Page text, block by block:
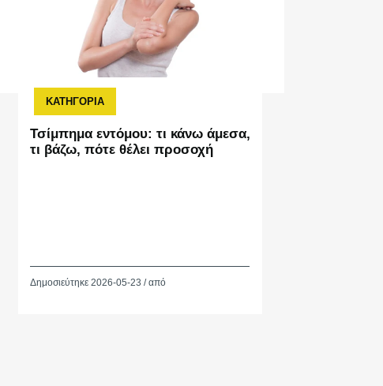
ΚΑΤΗΓΟΡΙΑ
Τσίμπημα εντόμου: τι κάνω άμεσα,
τι βάζω, πότε θέλει προσοχή
Δημοσιεύτηκε 2026-05-23 / από